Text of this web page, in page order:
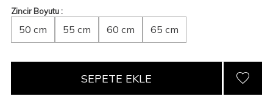
Zincir Boyutu :
50 cm 55 cm 60 cm 65 cm
SEPETE EKLE